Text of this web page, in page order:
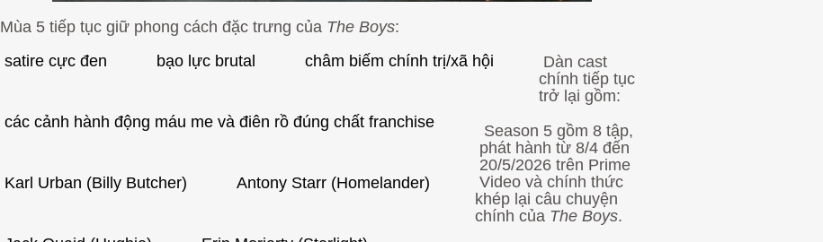
Mùa 5 tiếp tục giữ phong cách đặc trưng của The Boys:
satire cực đen
bạo lực brutal châm biếm chính trị/xã hội
các cảnh hành động máu me và điên rồ đúng chất franchise
Dàn cast
chính tiếp tục
trở lại gồm:
Karl Urban (Billy Butcher) Antony Starr (Homelander)
Season 5 gồm 8 tập,
phát hành từ 8/4 đến
20/5/2026 trên Prime
Video và chính thức
khép lại câu chuyện
chính của The Boys.